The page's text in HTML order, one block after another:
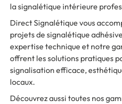
la signalétique intérieure
Direct Signalétique vous
projets de signalétique
expertise technique et notre
offrent les solutions pratiques
signalisation efficace,
locaux.
Découvrez aussi toutes nos